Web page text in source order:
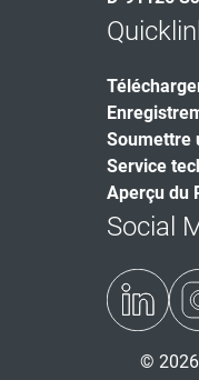
Soumettre
Service
Aperçu du
Social
©